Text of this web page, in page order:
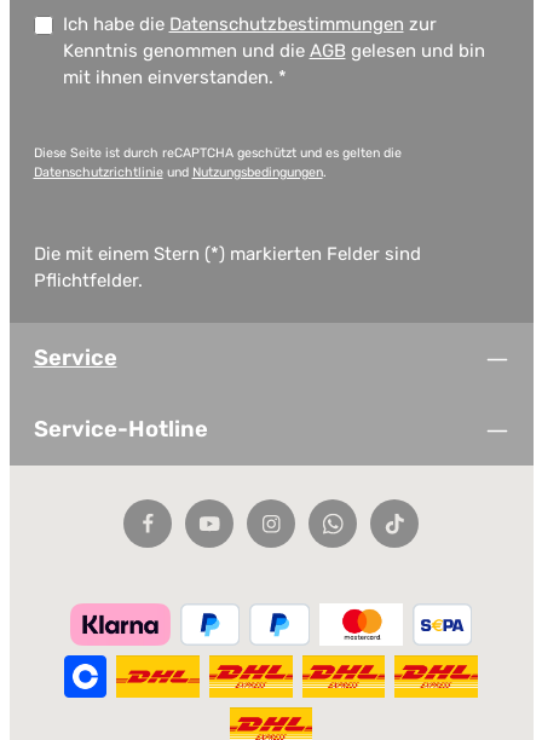
Ich habe die Datenschutzbestimmungen zur
Kenntnis genommen und die AGB gelesen und bin
mit ihnen einverstanden. *
Diese Seite ist durch reCAPTCHA geschützt und es gelten die
Datenschutzrichtlinieund Nutzungsbedingungen.
Die mit einem Stern (*) markierten Felder sind
Pflichtfelder.
Service
Service-Hotline